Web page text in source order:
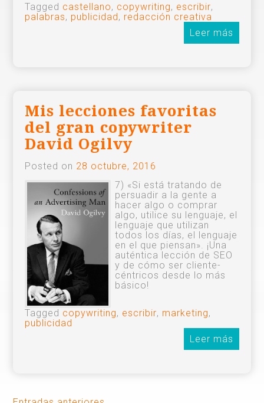
Tagged castellano, copywriting, escribir,
palabras, publicidad, redacción creativa
Leer más
Mis lecciones favoritas
del gran copywriter
David Ogilvy
Posted on 28 octubre, 2016
7) «Si está tratando de
persuadir a la gente a
hacer algo o comprar
algo, utilice su lenguaje, el
lenguaje que utilizan
todos los días, el lenguaje
en el que piensan». ¡Una
auténtica lección de SEO
y de cómo ser cliente-
céntricos desde lo más
básico!
Tagged copywriting, escribir, marketing,
publicidad
Leer más